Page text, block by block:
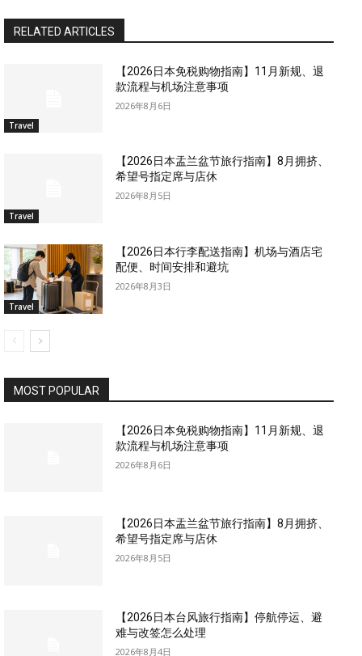
RELATED ARTICLES
Travel
【2026日本免税购物指南】11月新规、退
款流程与机场注意事项
2026年8月6日
Travel
【2026日本盂兰盆节旅行指南】8月拥挤、
希望号指定席与店休
2026年8月5日
Travel
【2026日本行李配送指南】机场与酒店宅
配便、时间安排和避坑
2026年8月3日
MOST POPULAR
【2026日本免税购物指南】11月新规、退
款流程与机场注意事项
2026年8月6日
【2026日本盂兰盆节旅行指南】8月拥挤、
希望号指定席与店休
2026年8月5日
【2026日本台风旅行指南】停航停运、避
难与改签怎么处理
2026年8月4日